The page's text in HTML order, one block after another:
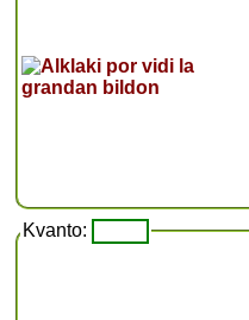
Kvanto: